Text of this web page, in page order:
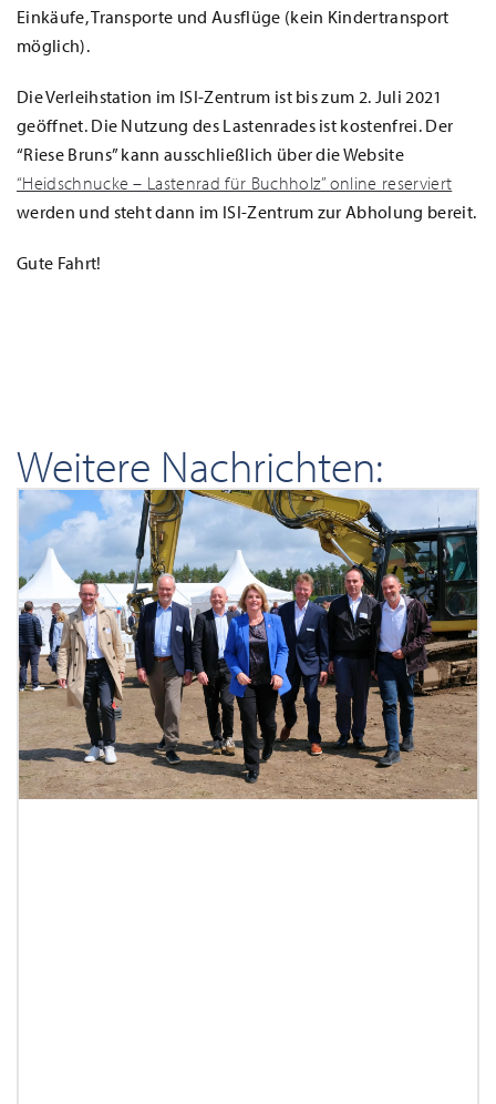
Einkäufe, Transporte und Ausflüge (kein Kindertransport
möglich).
Die Verleihstation im ISI-Zentrum ist bis zum 2. Juli 2021
geöffnet. Die Nutzung des Lastenrades ist kostenfrei. Der
“Riese Bruns” kann ausschließlich über die Website
“Heidschnucke – Lastenrad für Buchholz” online reserviert
werden und steht dann im ISI-Zentrum zur Abholung bereit.
Gute Fahrt!
Weitere Nachrichten: